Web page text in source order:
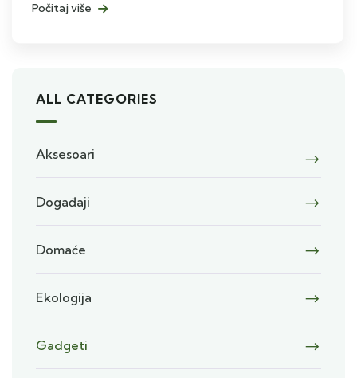
Počitaj više
ALL CATEGORIES
Aksesoari
Događaji
Domaće
Ekologija
Gadgeti